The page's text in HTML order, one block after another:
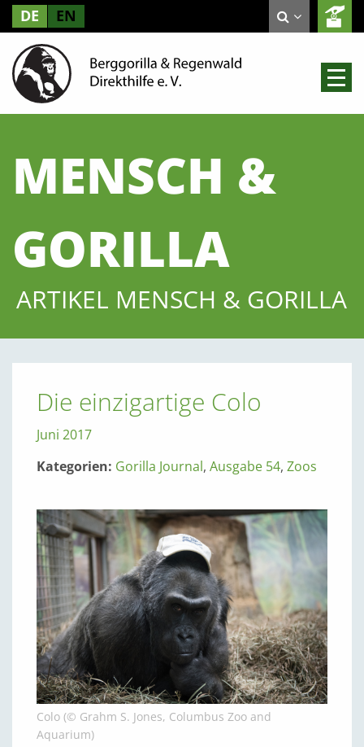
DE EN
MENSCH &
GORILLA
ARTIKEL MENSCH & GORILLA
Die einzigartige Colo
Juni 2017
Kategorien: Gorilla Journal, Ausgabe 54, Zoos
Colo (© Grahm S. Jones, Columbus Zoo and
Aquarium)